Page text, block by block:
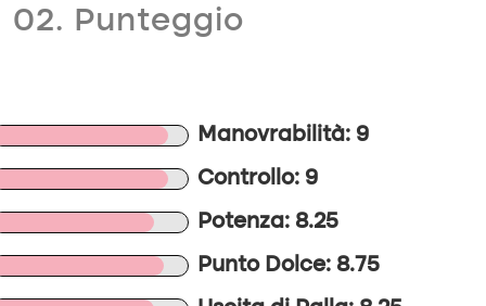
02. Punteggio
Manovrabilità: 9
Controllo: 9
Potenza: 8.25
Punto Dolce: 8.75